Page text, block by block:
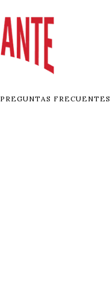
PREGUNTAS FRECUENTES